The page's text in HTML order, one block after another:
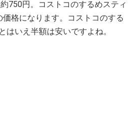
750円。コストコのするめスティ
格になります。コストコのする
はいえ半額は安いですよね。